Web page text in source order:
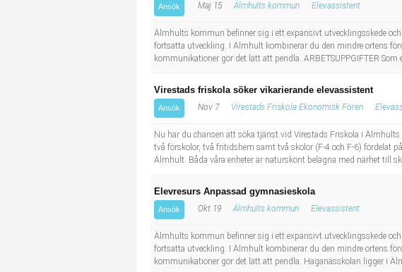
Ansök Maj 15 Älmhults kommun Elevassistent
Älmhults kommun befinner sig i ett expansivt utvecklingsskede
fortsatta utveckling. I Älmhult kombinerar du den mindre ortens
kommunikationer gör det lätt att pendla. ARBETSUPPGIFTER
Virestads friskola söker vikarierande elevassistent
Ansök Nov 7 Virestads Friskola Ekonomisk Fören
Nu har du chansen att söka tjänst vid Virestads Friskola i
två förskolor, två fritidshem samt två skolor (F-4 och F-6) fördelat
Älmhult. Båda våra enheter är naturskönt belägna med närhet till
Elevresurs Anpassad gymnasieskola
Ansök Okt 19 Älmhults kommun Elevassistent
Älmhults kommun befinner sig i ett expansivt utvecklingsskede
fortsatta utveckling. I Älmhult kombinerar du den mindre ortens
kommunikationer gör det lätt att pendla. Haganässkolan ligger i